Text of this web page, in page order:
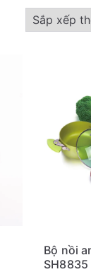
Bộ nồi
SH8835